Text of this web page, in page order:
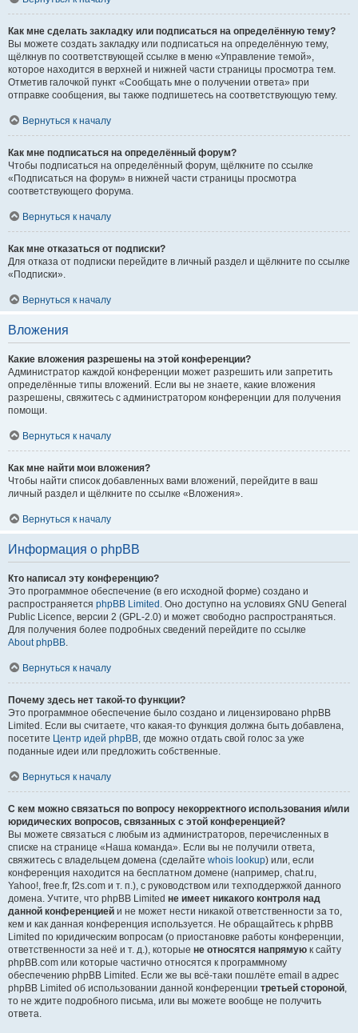
Как мне сделать закладку или подписаться на определённую тему?
Вы можете создать закладку или подписаться на определённую тему,
щёлкнув по соответствующей ссылке в меню «Управление темой»,
которое находится в верхней и нижней части страницы просмотра тем.
Отметив галочкой пункт «Сообщать мне о получении ответа» при
отправке сообщения, вы также подпишетесь на соответствующую тему.
Вернуться к началу
Как мне подписаться на определённый форум?
Чтобы подписаться на определённый форум, щёлкните по ссылке
«Подписаться на форум» в нижней части страницы просмотра
соответствующего форума.
Вернуться к началу
Как мне отказаться от подписки?
Для отказа от подписки перейдите в личный раздел и щёлкните по ссылке
«Подписки».
Вернуться к началу
Вложения
Какие вложения разрешены на этой конференции?
Администратор каждой конференции может разрешить или запретить
определённые типы вложений. Если вы не знаете, какие вложения
разрешены, свяжитесь с администратором конференции для получения
помощи.
Вернуться к началу
Как мне найти мои вложения?
Чтобы найти список добавленных вами вложений, перейдите в ваш
личный раздел и щёлкните по ссылке «Вложения».
Вернуться к началу
Информация о phpBB
Кто написал эту конференцию?
Это программное обеспечение (в его исходной форме) создано и
распространяется phpBB Limited . Оно доступно на условиях GNU General
Public Licence, версии 2 (GPL-2.0) и может свободно распространяться.
Для получения более подробных сведений перейдите по ссылке
About phpBB.
Вернуться к началу
Почему здесь нет такой-то функции?
Это программное обеспечение было создано и лицензировано phpBB
Limited. Если вы считаете, что какая-то функция должна быть добавлена,
посетите Центр идей phpBB, где можно отдать свой голос за уже
поданные идеи или предложить собственные.
Вернуться к началу
С кем можно связаться по вопросу некорректного использования и/или
юридических вопросов, связанных с этой конференцией?
Вы можете связаться с любым из администраторов, перечисленных в
списке на странице «Наша команда». Если вы не получили ответа,
свяжитесь с владельцем домена (сделайте whois lookup) или, если
конференция находится на бесплатном домене (например, chat.ru,
Yahoo!, free.fr, f2s.com и т. п.), с руководством или техподдержкой данного
домена. Учтите, что phpBB Limited не имеет никакого контроля над
данной конференцией и не может нести никакой ответственности за то,
кем и как данная конференция используется. Не обращайтесь к phpBB
Limited по юридическим вопросам (о приостановке работы конференции,
ответственности за неё и т. д.), которые не относятся напрямую к сайту
phpBB.com или которые частично относятся к программному
обеспечению phpBB Limited. Если же вы всё-таки пошлёте email в адрес
phpBB Limited об использовании данной конференции третьей стороной,
то не ждите подробного письма, или вы можете вообще не получить
ответа.